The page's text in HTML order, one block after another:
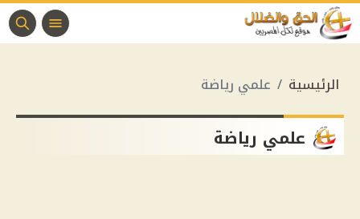
الرئيسية علمي رياضة
علمي رياضة